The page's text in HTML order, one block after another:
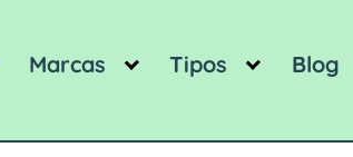
Marcas Tipos Blog